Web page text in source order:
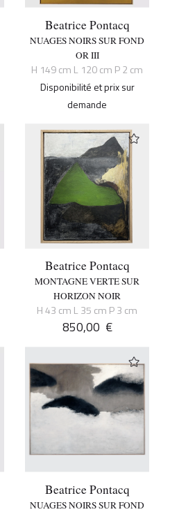
Beatrice Pontacq
NUAGES NOIRS SUR FOND
OR III
H 149 cm L 120 cm P 2 cm
Disponibilité et prix sur
demande
Beatrice Pontacq
MONTAGNE VERTE SUR
HORIZON NOIR
H 43 cm L 35 cm P 3 cm
850,00 €
Beatrice Pontacq
NUAGES NOIRS SUR FOND